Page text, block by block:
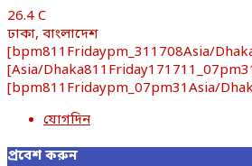
26.4 C
ঢাকা, বাংলাদেশ
[bpm811Fridaypm_311708Asia/
[Asia/
[bpm811Fridaypm_07pm31Asia/
যোগদিন
প্রবেশ করুন